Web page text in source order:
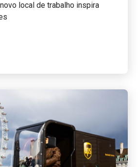
local de trabalho inspira